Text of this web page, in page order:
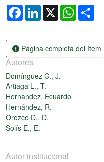
FacebookLinkedIn
X WhatsApp
Página completa del ítem
Autores
Domínguez G., J.
Artiaga L., T.
Hernandez, Eduardo
Hernández, R.
Orozco D., D.
Solís E., E.
Autor institucional